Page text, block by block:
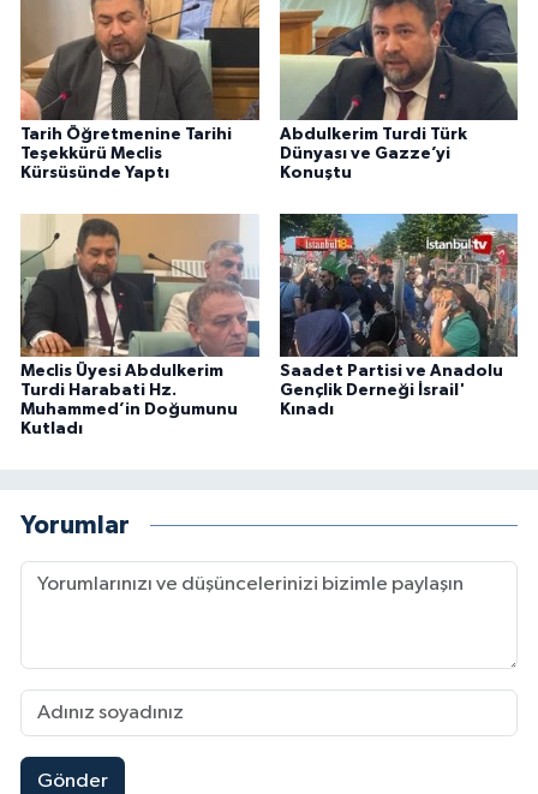
Tarih Öğretmenine Tarihi
Teşekkürü Meclis
Kürsüsünde Yaptı
Abdulkerim Turdi Türk
Dünyası ve Gazze’yi
Konuştu
Meclis Üyesi Abdulkerim
Turdi Harabati Hz.
Muhammed’in Doğumunu
Kutladı
Saadet Partisi ve Anadolu
Gençlik Derneği İsrail'
Kınadı
Yorumlar
Gönder